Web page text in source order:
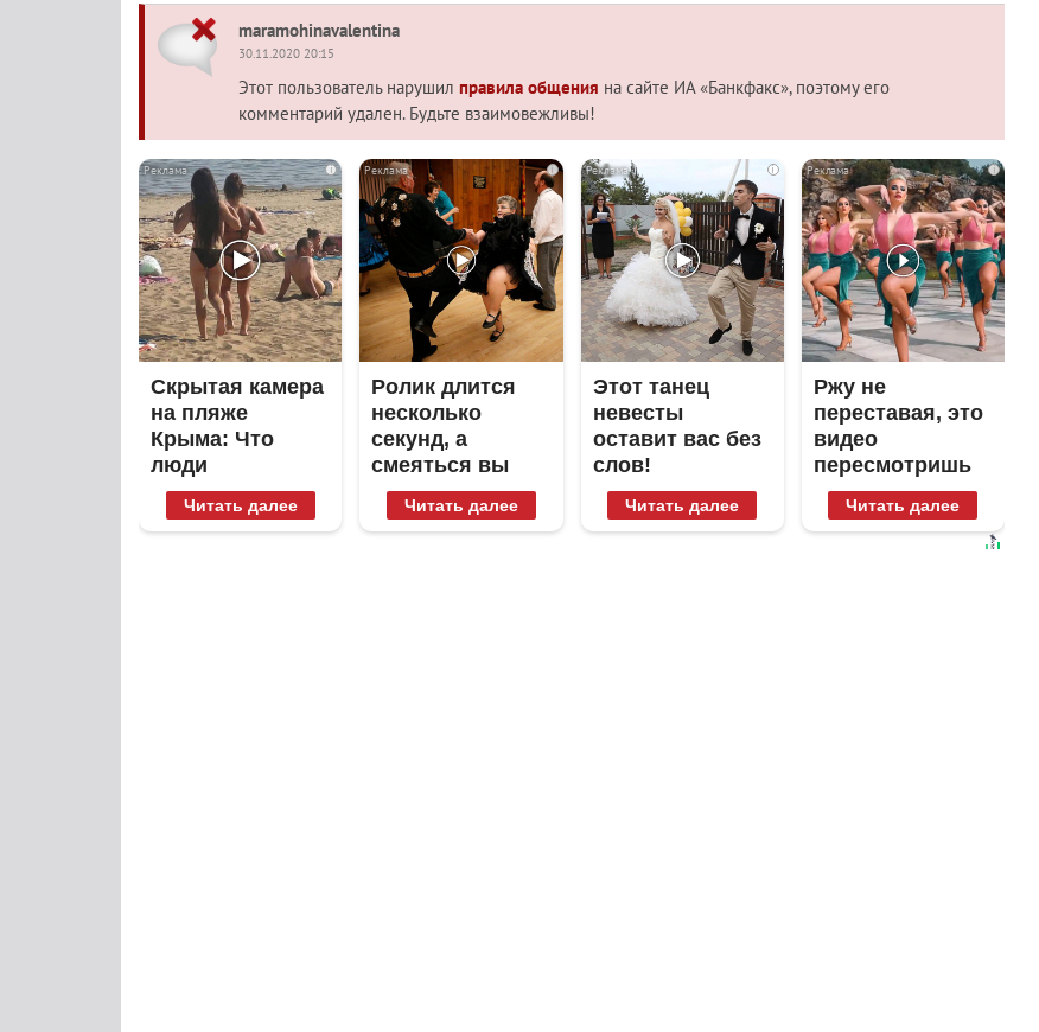
maramohinavalentina
30.11.2020 20:15
Этот пользователь нарушил правила общения на сайте ИА «Банкфакс», поэтому его
комментарий удален. Будьте взаимовежливы!
i
Скрытая камера
на пляже
Крыма: Что
люди
вытворяют,
когда их не
Читать далее
i
Ролик длится
несколько
секунд, а
смеяться вы
будете долго
Читать далее
i
Этот танец
невесты
оставит вас без
слов!
Пересмотрела
10 раз
Читать далее
i
Ржу не
переставая, это
видео
пересмотришь
не раз
Читать далее